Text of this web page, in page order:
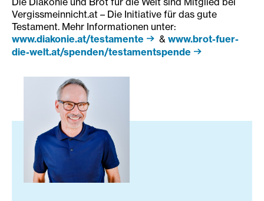
Vergissmeinnicht.at – Die Initiative für das gute
Testament. Mehr Informationen unter:
www.diakonie.at/testamente
& www.brot-fuer-
die-welt.at/spenden/testamentspende